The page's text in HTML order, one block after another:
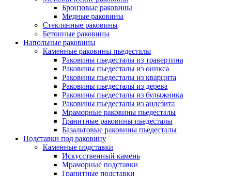
Бронзовые раковины
Медные раковины
Стеклянные раковины
Бетонные раковины
Напольные раковины
Каменные раковины пьедесталы
Раковины пьедесталы из травертина
Раковины пьедесталы из оникса
Раковины пьедесталы из кварцита
Раковины пьедесталы из дерева
Раковины пьедесталы из булыжника
Раковины пьедесталы из андезита
Мраморные раковины пьедесталы
Гранитные раковины пьедесталы
Базальтовые раковины пьедесталы
Подставки под раковину
Каменные подставки
Искусственный камень
Мраморные подставки
Гранитные подставки